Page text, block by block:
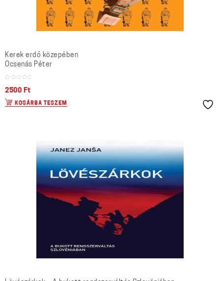
Kerek erdő közepében
Ocsenás Péter
2500 Ft
KOSÁRBA TESZEM